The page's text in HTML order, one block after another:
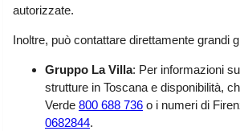
autorizzate.
Inoltre, può contattare direttamente grandi
Gruppo La Villa: Per informazioni
strutture in Toscana e disponibilità,
Verde 800 688 736 o i numeri di
0682844.
Molise(38)
Piemonte (118)
Puglia(787)
Sardegna(457)
Sicilia(824)